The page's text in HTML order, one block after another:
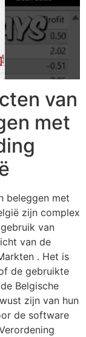
van
met
beleggen met
zijn complex
van
van de
. Het is
de gebruikte
Belgische
zijn van hun
de software